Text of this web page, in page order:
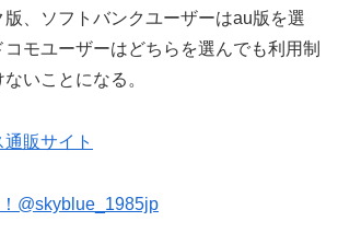
、ソフトバンクユーザーはau版を選
モユーザーはどちらを選んでも利用制
いことになる。
販サイト
@skyblue_1985jp